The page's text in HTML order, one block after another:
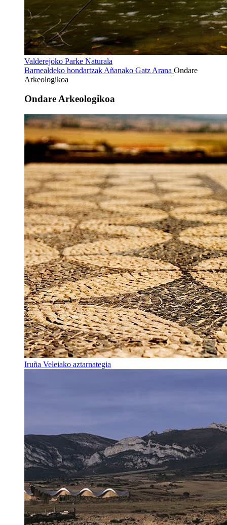
Valderejoko Parke Naturala
Barnealdeko hondartzak Añanako Gatz Arana Ondare
Arkeologikoa
Ondare Arkeologikoa
Iruña Veleiako aztarnategia